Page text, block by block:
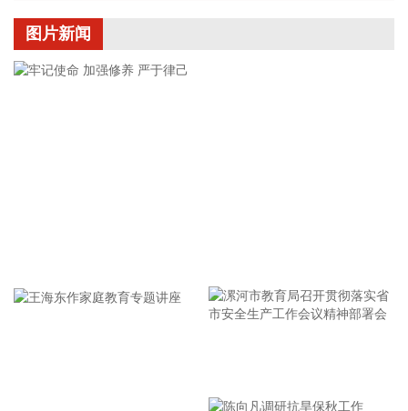
市，市场供应充足，鲜果价格下降3.8%，影响CPI环比下降约
0.07个百分点；生猪产能综合调控政策效应显现，叠加部分地
区高温、强降雨等极端天气频发推高运输成本等因素，猪肉价
比上涨约0.07个百分点。 从同比看，全国CPI上涨0.5%，保持
温和上涨。CPI同比涨幅比上月回落0.5个百分点，主要是受汽
格上涨1.5%，涨幅比上月回落0.2个百分点，影响CPI同比上涨
图片新闻
市安全生产工作会议精神部署